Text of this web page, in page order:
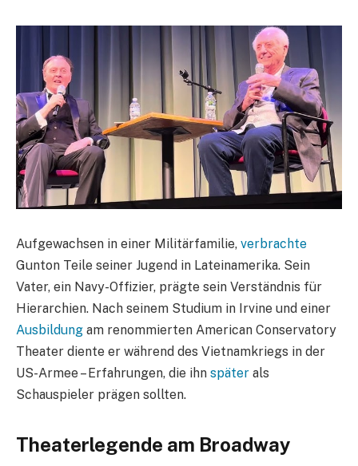
Aufgewachsen in einer Militärfamilie, verbrachte
Gunton Teile seiner Jugend in Lateinamerika. Sein
Vater, ein Navy-Offizier, prägte sein Verständnis für
Hierarchien. Nach seinem Studium in Irvine und einer
Ausbildung am renommierten American Conservatory
Theater diente er während des Vietnamkriegs in der
US-Armee – Erfahrungen, die ihn später als
Schauspieler prägen sollten.
Theaterlegende am Broadway